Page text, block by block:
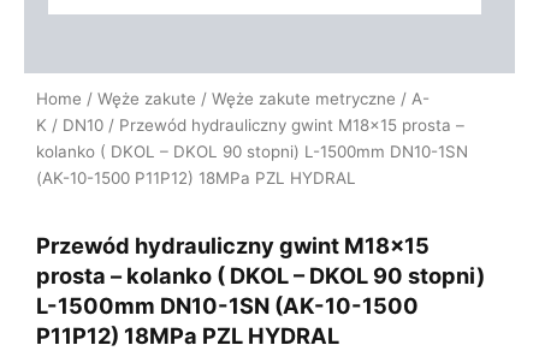
Home / Węże zakute / Węże zakute metryczne / A-
K / DN10 / Przewód hydrauliczny gwint M18x15 prosta –
kolanko ( DKOL – DKOL 90 stopni) L-1500mm DN10-1SN
(AK-10-1500 P11P12) 18MPa PZL HYDRAL
Przewód hydrauliczny gwint M18x15
prosta – kolanko ( DKOL – DKOL 90 stopni)
L-1500mm DN10-1SN (AK-10-1500
P11P12) 18MPa PZL HYDRAL